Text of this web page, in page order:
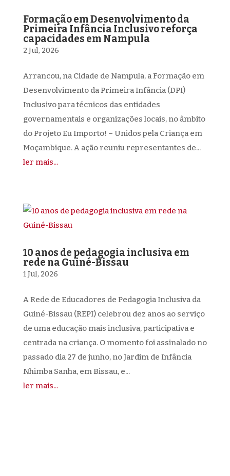
Formação em Desenvolvimento da
Primeira Infância Inclusivo reforça
capacidades em Nampula
2 Jul, 2026
Arrancou, na Cidade de Nampula, a Formação em
Desenvolvimento da Primeira Infância (DPI)
Inclusivo para técnicos das entidades
governamentais e organizações locais, no âmbito
do Projeto Eu Importo! – Unidos pela Criança em
Moçambique. A ação reuniu representantes de...
ler mais...
10 anos de pedagogia inclusiva em
rede na Guiné-Bissau
1 Jul, 2026
A Rede de Educadores de Pedagogia Inclusiva da
Guiné-Bissau (REPI) celebrou dez anos ao serviço
de uma educação mais inclusiva, participativa e
centrada na criança. O momento foi assinalado no
passado dia 27 de junho, no Jardim de Infância
Nhimba Sanha, em Bissau, e...
ler mais...